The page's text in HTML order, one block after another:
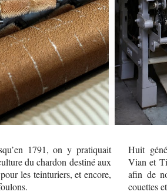
1791, on y pratiquait
du chardon destiné aux
les teinturiers, et encore,
Huit
Vian et
afin de
couettes